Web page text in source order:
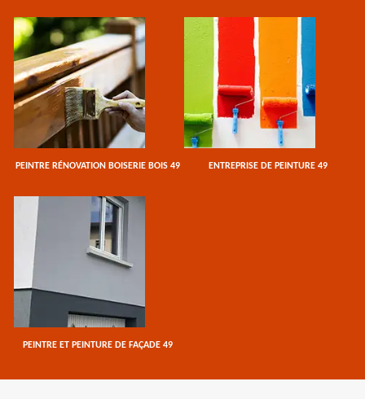
PEINTRE RÉNOVATION BOISERIE BOIS 49 ENTREPRISE DE PEINTURE 49
PEINTRE ET PEINTURE DE FAÇADE 49